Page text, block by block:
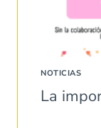
NOTICIAS
La